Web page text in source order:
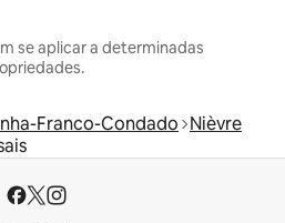
se aplicar a determinadas
Franco-Condado Nièvre